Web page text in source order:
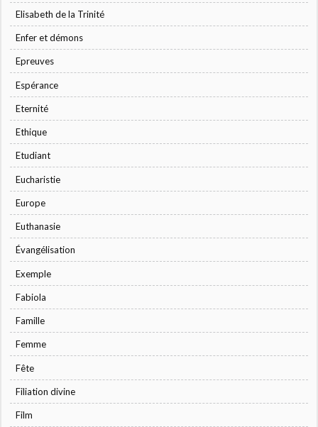
Elisabeth de la Trinité
Enfer et démons
Epreuves
Espérance
Eternité
Ethique
Etudiant
Eucharistie
Europe
Euthanasie
Évangélisation
Exemple
Fabiola
Famille
Femme
Fête
Filiation divine
Film